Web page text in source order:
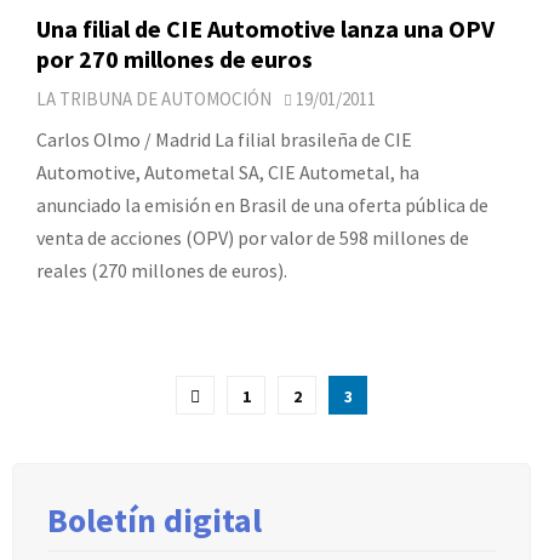
Una filial de CIE Automotive lanza una OPV
por 270 millones de euros
LA TRIBUNA DE AUTOMOCIÓN 19/01/2011
Carlos Olmo / Madrid La filial brasileña de CIE
Automotive, Autometal SA, CIE Autometal, ha
anunciado la emisión en Brasil de una oferta pública de
venta de acciones (OPV) por valor de 598 millones de
reales (270 millones de euros).
Paginación
1 2 3
Boletín digital